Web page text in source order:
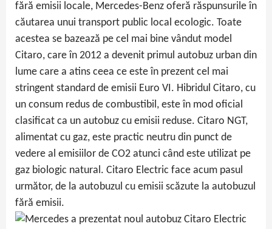
fără emisii locale, Mercedes-Benz oferă răspunsurile în
căutarea unui transport public local ecologic. Toate
acestea se bazează pe cel mai bine vândut model
Citaro, care în 2012 a devenit primul autobuz urban din
lume care a atins ceea ce este în prezent cel mai
stringent standard de emisii Euro VI. Hibridul Citaro, cu
un consum redus de combustibil, este în mod oficial
clasificat ca un autobuz cu emisii reduse. Citaro NGT,
alimentat cu gaz, este practic neutru din punct de
vedere al emisiilor de CO2 atunci când este utilizat pe
gaz biologic natural. Citaro Electric face acum pasul
următor, de la autobuzul cu emisii scăzute la autobuzul
fără emisii.